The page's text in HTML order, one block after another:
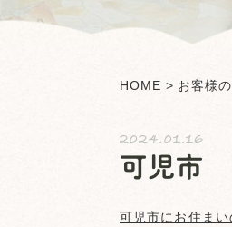
HOME > お客様
2024.01.16
可児市
可児市にお住ま